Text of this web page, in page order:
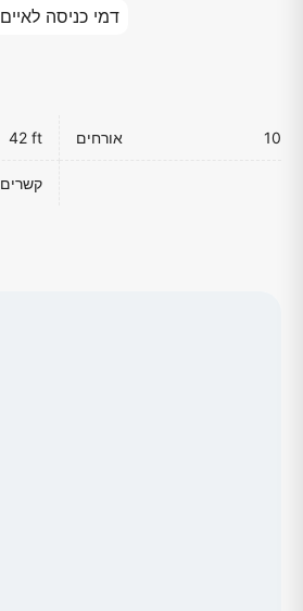
דמי כניסה לאיים
42 ft אורחים 10
23 קשרים